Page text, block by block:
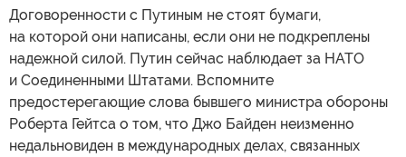
Договоренности с Путиным не стоят бумаги,
на которой они написаны, если они не подкреплены
надежной силой. Путин сейчас наблюдает за НАТО
и Соединенными Штатами. Вспомните
предостерегающие слова бывшего министра обороны
Роберта Гейтса о том, что Джо Байден неизменно
недальновиден в международных делах, связанных